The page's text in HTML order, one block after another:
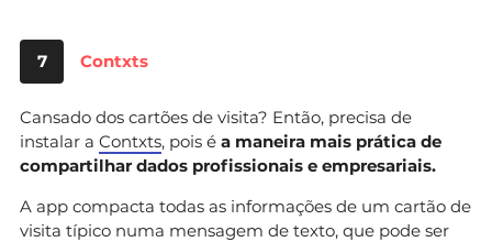
7 Contxts
Cansado dos cartões de visita? Então, precisa de
instalar a Contxts, pois é a maneira mais prática de
compartilhar dados profissionais e empresariais.
A app compacta todas as informações de um cartão de
visita típico numa mensagem de texto, que pode ser